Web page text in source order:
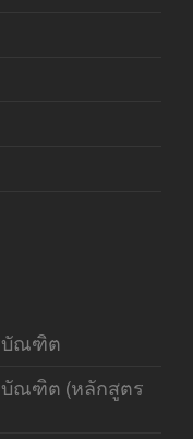
บัณฑิต
ณฑิต (หลักสูตร